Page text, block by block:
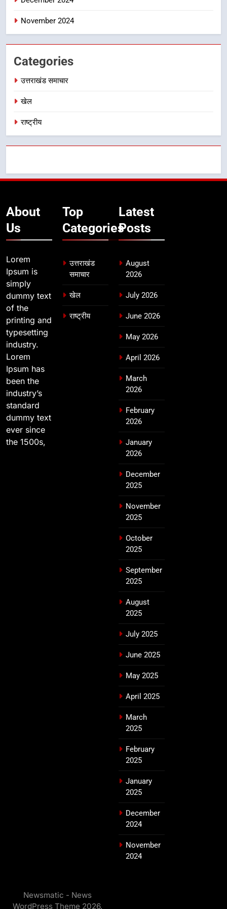
November 2024
Categories
उत्तराखंड समाचार
खेल
राष्ट्रीय
About
Us
Lorem
Ipsum is
simply
dummy text
of the
printing and
typesetting
industry.
Lorem
Ipsum has
been the
industry’s
standard
dummy text
ever since
the 1500s,
Top
Categories
उत्तराखंड
समाचार
खेल
राष्ट्रीय
Latest
Posts
August
2026
July 2026
June 2026
May 2026
April 2026
March
2026
February
2026
January
2026
December
2025
November
2025
October
2025
September
2025
August
2025
July 2025
June 2025
May 2025
April 2025
March
2025
February
2025
January
2025
December
2024
November
2024
Newsmatic - News
WordPress Theme 2026.